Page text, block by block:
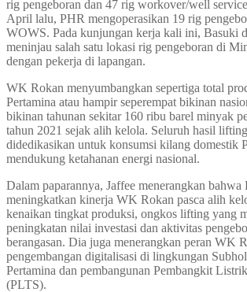
rig pengeboran dan 47 rig workover/well
April lalu, PHR mengoperasikan 19 rig
WOWS. Pada kunjungan kerja kali ini, Basuki
meninjau salah satu lokasi rig pengeboran di
dengan pekerja di lapangan.
WK Rokan menyumbangkan sepertiga total
Pertamina atau hampir seperempat bikinan
bikinan tahunan sekitar 160 ribu barel minyak
tahun 2021 sejak alih kelola. Seluruh hasil
didedikasikan untuk konsumsi kilang domestik
mendukung ketahanan energi nasional.
Dalam paparannya, Jaffee menerangkan bahwa
meningkatkan kinerja WK Rokan pasca alih
kenaikan tingkat produksi, ongkos lifting yang
peningkatan nilai investasi dan aktivitas
berangasan. Dia juga menerangkan peran WK
pengembangan digitalisasi di lingkungan
Pertamina dan pembangunan Pembangkit
(PLTS).